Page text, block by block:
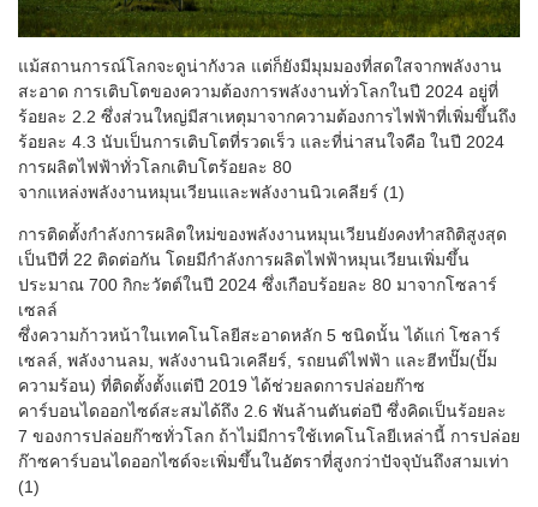
แม้สถานการณ์โลกจะดูน่ากังวล แต่ก็ยังมีมุมมองที่สดใสจากพลังงาน
สะอาด การเติบโตของความต้องการพลังงานทั่วโลกในปี 2024 อยู่ที่
ร้อยละ 2.2 ซึ่งส่วนใหญ่มีสาเหตุมาจากความต้องการไฟฟ้าที่เพิ่มขึ้นถึง
ร้อยละ 4.3 นับเป็นการเติบโตที่รวดเร็ว และที่น่าสนใจคือ ในปี 2024
การผลิตไฟฟ้าทั่วโลกเติบโตร้อยละ 80
จากแหล่งพลังงานหมุนเวียนและพลังงานนิวเคลียร์ (1)
การติดตั้งกำลังการผลิตใหม่ของพลังงานหมุนเวียนยังคงทำสถิติสูงสุด
เป็นปีที่ 22 ติดต่อกัน โดยมีกำลังการผลิตไฟฟ้าหมุนเวียนเพิ่มขึ้น
ประมาณ 700 กิกะวัตต์ในปี 2024 ซึ่งเกือบร้อยละ 80 มาจากโซลาร์
เซลล์
ซึ่งความก้าวหน้าในเทคโนโลยีสะอาดหลัก 5 ชนิดนั้น ได้แก่ โซลาร์
เซลล์, พลังงานลม, พลังงานนิวเคลียร์, รถยนต์ไฟฟ้า และฮีทปั๊ม(ปั๊ม
ความร้อน) ที่ติดตั้งตั้งแต่ปี 2019 ได้ช่วยลดการปล่อยก๊าซ
คาร์บอนไดออกไซด์สะสมได้ถึง 2.6 พันล้านตันต่อปี ซึ่งคิดเป็นร้อยละ
7 ของการปล่อยก๊าซทั่วโลก ถ้าไม่มีการใช้เทคโนโลยีเหล่านี้ การปล่อย
ก๊าซคาร์บอนไดออกไซด์จะเพิ่มขึ้นในอัตราที่สูงกว่าปัจจุบันถึงสามเท่า
(1)